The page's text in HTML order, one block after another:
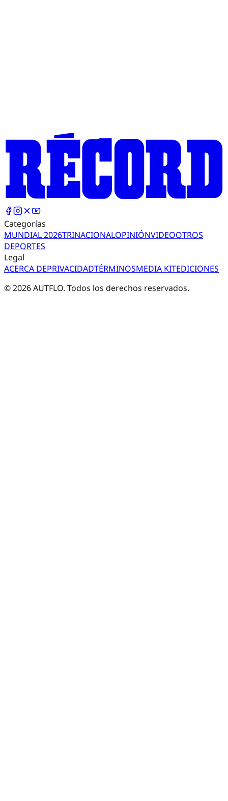
Categorías
MUNDIAL 2026TRINACIONALOPINIÓNVIDEOOTROS
DEPORTES
Legal
ACERCA DEPRIVACIDADTÉRMINOSMEDIA KITEDICIONES
©2026AUTFLO. Todos los derechos reservados.